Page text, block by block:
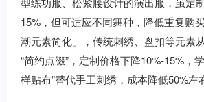
15%，但可适应不同舞种，降低重复购
潮元素简化」，传统刺绣、盘扣等元素
“简约点缀”，定制价格下降10%-15%，
样贴布”替代手工刺绣，成本降低50%左